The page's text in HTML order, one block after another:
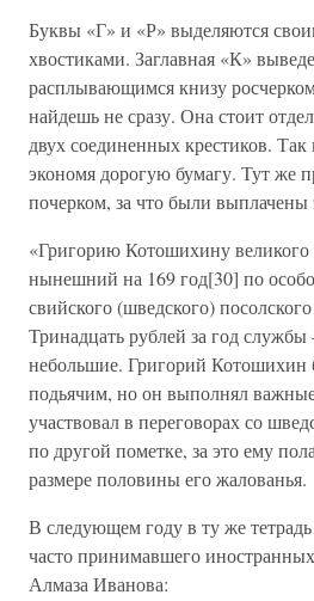
Буквы «Г» и «Р» выделяются
хвостиками. Заглавная «К»
расплывающимся книзу
найдешь не сразу. Она стоит
двух соединенных крестиков. Так
экономя дорогую бумагу. Тут же
почерком, за что были выплачены
«Григорию Котошихину великого
нынешний на 169 год[30] по
свийского (шведского)
Тринадцать рублей за год
небольшие. Григорий
подьячим, но он выполнял
участвовал в переговорах со
по другой пометке, за это ему
размере половины его жалованья.
В следующем году в ту же
часто принимавшего
Алмаза Иванова: